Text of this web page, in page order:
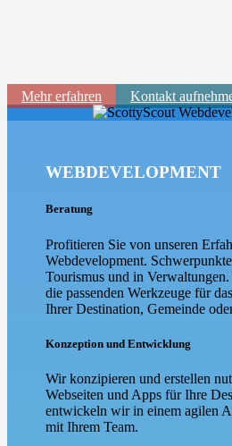
Mehr erfahren Kontakt
WEBDEVELOPMENT
Beratung
Profitieren Sie von unseren
Webdevelopment.
Tourismus und in
die passenden Werkzeuge für
Ihrer Destination, Gemeinde
Konzeption und Entwicklung
Wir konzipieren und erstellen
Webseiten und Apps für Ihre
entwickeln wir in einem agilen
mit Ihrem Team.